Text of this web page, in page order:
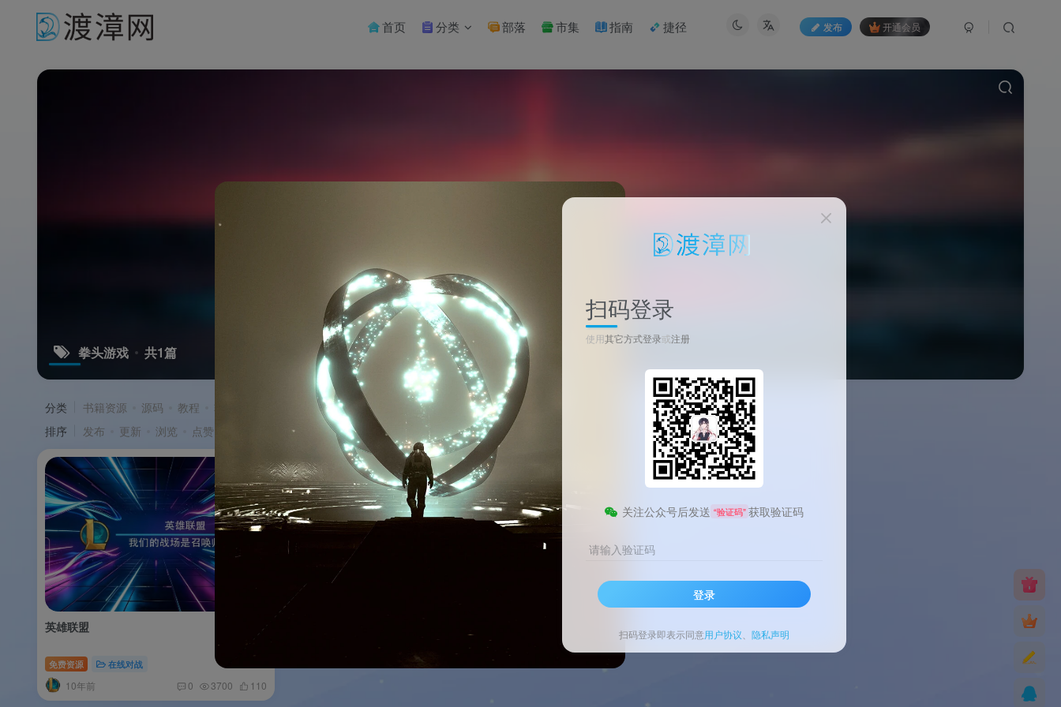
发布 开通会员
首页 分类 部落 市集 指南 捷径
拳头游戏 共1篇
分类 书籍资源 源码 教程 软件
排序
发布 更新 浏览 点赞 售价 积分 销量 随机
英雄联盟
免费资源 在线对战
10年前 0 3700 110
扫码登录
使用其它方式登录或注册
关注公众号后发送 “验证码” 获取验证码
请输入验证码
登录
扫码登录即表示同意用户协议 隐私声明